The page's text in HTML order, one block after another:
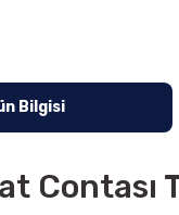
Bilgisi
Contası